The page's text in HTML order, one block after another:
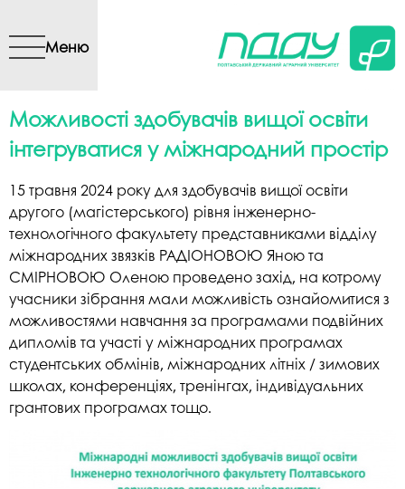
вмісту
Меню
Можливості здобувачів вищої освіти
інтегруватися у міжнародний простір
15 травня 2024 року для здобувачів вищої освіти
другого (магістерського) рівня інженерно-
технологічного факультету представниками відділу
міжнародних звязків РАДІОНОВОЮ Яною та
СМІРНОВОЮ Оленою проведено захід, на котрому
учасники зібрання мали можливість ознайомитися з
можливостями навчання за програмами подвійних
дипломів та участі у міжнародних програмах
студентських обмінів, міжнародних літніх / зимових
школах, конференціях, тренінгах, індивідуальних
грантових програмах тощо.